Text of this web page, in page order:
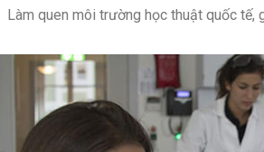
Làm quen môi trường học thuật quốc tế,